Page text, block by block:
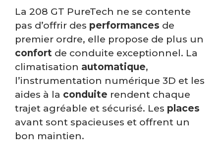
La 208 GT PureTech ne se contente
pas d’offrir des performances de
premier ordre, elle propose de plus un
confort de conduite exceptionnel. La
climatisation automatique,
l’instrumentation numérique 3D et les
aides à la conduite rendent chaque
trajet agréable et sécurisé. Les places
avant sont spacieuses et offrent un
bon maintien.